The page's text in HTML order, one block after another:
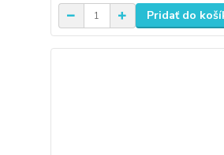
Pridať do